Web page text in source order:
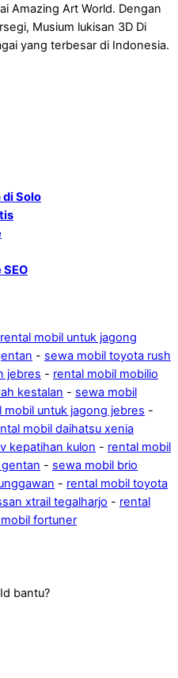
Amazing Art World. Dengan
Musium lukisan 3D Di
yang terbesar di Indonesia.
di Solo
rental mobil untuk jagong
- sewa mobil toyota rush
jebres - rental mobil mobilio
kestalan - sewa mobil
mobil untuk jagong jebres -
mobil daihatsu xenia
kepatihan kulon - rental mobil
- sewa mobil brio
- rental mobil toyota
xtrail tegalharjo - rental
fortuner
bantu?